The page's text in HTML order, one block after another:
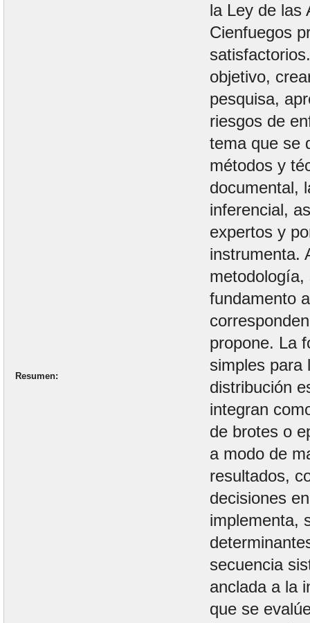
Resumen
la Ley de las
Cienfuegos
objetivo,
pesquisa,
riesgos de
tema que se
métodos y
documental,
inferencial,
expertos y
instrumenta.
fundamento
propone. La
simples para
distribución
integran
de brotes o
a modo de
resultados,
decisiones
implementa,
secuencia
anclada a la
que se